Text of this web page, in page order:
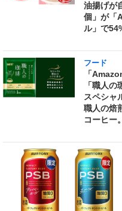
油揚げが
個」が「
ル」で
フード
「
「職人
スペシャ
職人の焙
コーヒー